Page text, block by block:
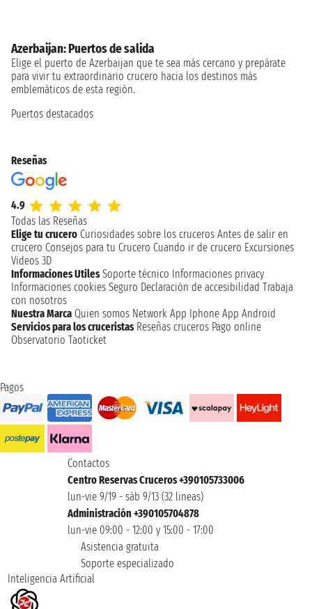
Azerbaijan: Puertos de salida
Elige el puerto de Azerbaijan que te sea más cercano y prepárate
para vivir tu extraordinario crucero hacia los destinos más
emblemáticos de esta región.
Puertos destacados
Reseñas
4.9
Todas las Reseñas
Elige tu crucero Curiosidades sobre los cruceros Antes de salir en
crucero Consejos para tu Crucero Cuando ir de crucero Excursiones
Videos 3D
Informaciones Utiles Soporte técnico Informaciones privacy
Informaciones cookies Seguro Declaración de accesibilidad Trabaja
con nosotros
Nuestra Marca Quien somos Network App Iphone App Android
Servicios para los cruceristas Reseñas cruceros Pago online
Observatorio Taoticket
Pagos
Contactos
Centro Reservas Cruceros +390105733006
lun-vie 9/19 - sáb 9/13 (32 lineas)
Administración +390105704878
lun-vie 09:00 - 12:00 y 15:00 - 17:00
Asistencia gratuita
Soporte especializado
Inteligencia Artificial